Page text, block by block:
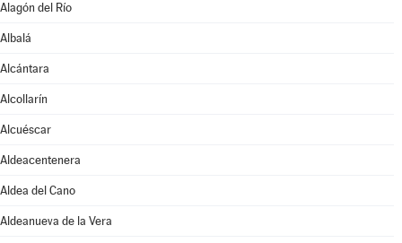
Alagón del Río
Albalá
Alcántara
Alcollarín
Alcuéscar
Aldeacentenera
Aldea del Cano
Aldeanueva de la Vera